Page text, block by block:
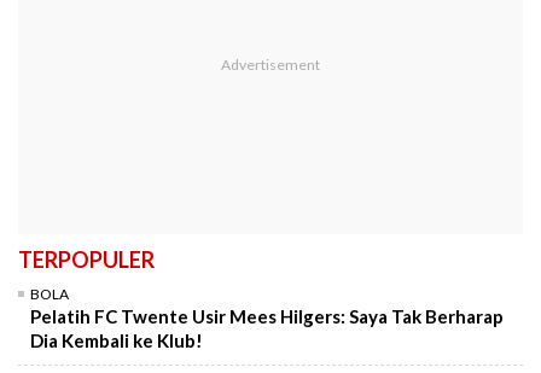
TERPOPULER
BOLA
Pelatih FC Twente Usir Mees Hilgers: Saya Tak Berharap
Dia Kembali ke Klub!